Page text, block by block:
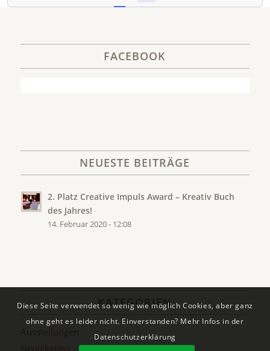
FACEBOOK
NEUESTE BEITRÄGE
2. Platz Creative Impuls Award – Kreativ Buch
des Jahres!
14. Februar 2020 - 12:08
KATEGORIEN
Diese Seite verwendet so wenig wie möglich Cookies, aber ganz
ohne geht es leider nicht. Einverstanden? Mehr Infos in der
Datenschutzerklärung